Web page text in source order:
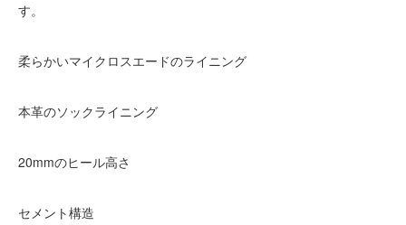
す。
柔らかいマイクロスエードのライニング​
本革のソックライニング​
20mmのヒール高さ​
セメント構造​